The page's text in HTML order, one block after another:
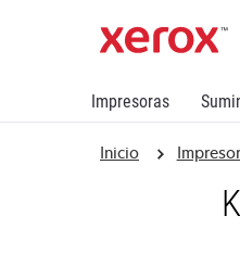
Impresoras
Inicio